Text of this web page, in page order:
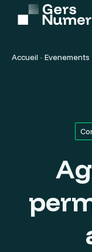
Contenu
principal
Accueil - Evenements